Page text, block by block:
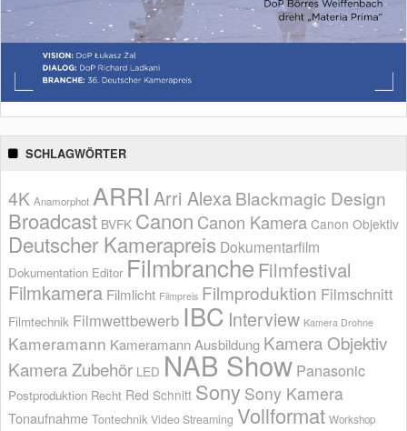
SCHLAGWÖRTER
4K Anamorphot ARRI Arri AlexaBlackmagic Design
Broadcast BVFK Canon Canon Kamera Canon Objektiv
Deutscher Kamerapreis Dokumentarfilm
Dokumentation Editor Filmbranche Filmfestival
Filmkamera Filmlicht Filmpreis Filmproduktion Filmschnitt
Filmtechnik Filmwettbewerb IBC Interview Kamera Drohne
Kameramann Kameramann Ausbildung Kamera Objektiv
Kamera Zubehör LED NAB Show Panasonic
Postproduktion Recht Red Schnitt Sony Sony Kamera
Tonaufnahme Tontechnik Video Streaming Vollformat Workshop